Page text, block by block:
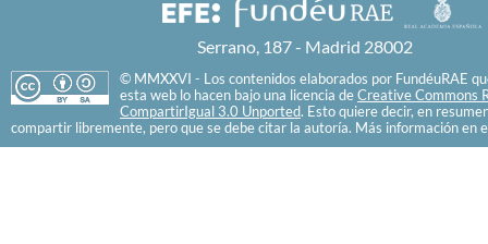
Serrano, 187 - Madrid 28002
© MMXXVI - Los contenidos elaborados por FundéuRAE
esta web lo hacen bajo una licencia de Creative Commons
CompartirIgual 3.0 Unported. Esto quiere decir, en
compartir libremente, pero que se debe citar la autoría. Más información en